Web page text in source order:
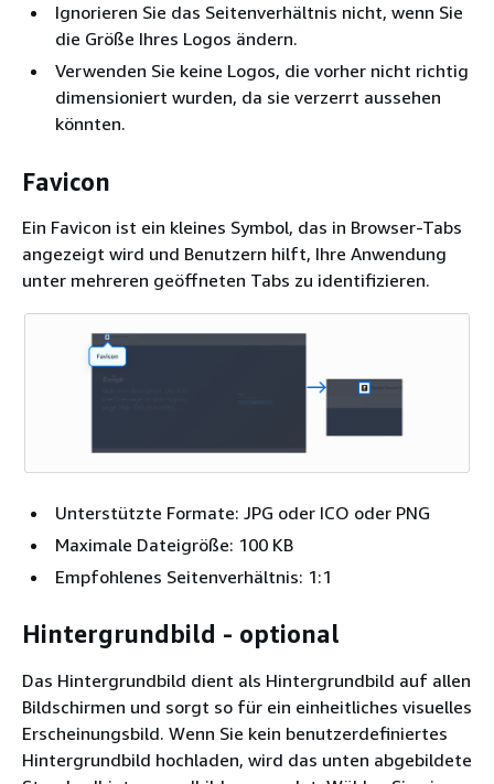
Ignorieren Sie das Seitenverhältnis nicht, wenn Sie
die Größe Ihres Logos ändern.
Verwenden Sie keine Logos, die vorher nicht richtig
dimensioniert wurden, da sie verzerrt aussehen
könnten.
Favicon
Ein Favicon ist ein kleines Symbol, das in Browser-Tabs
angezeigt wird und Benutzern hilft, Ihre Anwendung
unter mehreren geöffneten Tabs zu identifizieren.
Unterstützte Formate: JPG oder ICO oder PNG
Maximale Dateigröße: 100 KB
Empfohlenes Seitenverhältnis: 1:1
Hintergrundbild - optional
Das Hintergrundbild dient als Hintergrundbild auf allen
Bildschirmen und sorgt so für ein einheitliches visuelles
Erscheinungsbild. Wenn Sie kein benutzerdefiniertes
Hintergrundbild hochladen, wird das unten abgebildete